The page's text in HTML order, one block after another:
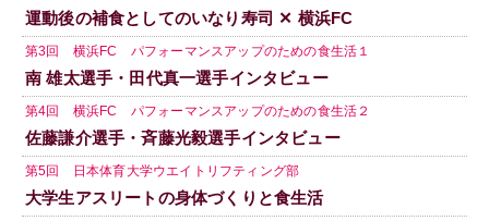
運動後の補食としてのいなり寿司 ✕ 横浜FC
第3回 横浜FC パフォーマンスアップのための食生活１
南 雄太選手・田代真一選手インタビュー
第4回 横浜FC パフォーマンスアップのための食生活２
佐藤謙介選手・斉藤光毅選手インタビュー
第5回 日本体育大学ウエイトリフティング部
大学生アスリートの身体づくりと食生活